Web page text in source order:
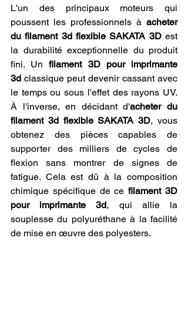
L'un des principaux moteurs qui
poussent les professionnels à acheter
du filament 3d flexible SAKATA 3D est
la durabilité exceptionnelle du produit
fini. Un filament 3D pour imprimante
3d classique peut devenir cassant avec
le temps ou sous l'effet des rayons UV.
À l'inverse, en décidant d'acheter du
filament 3d flexible SAKATA 3D, vous
obtenez des pièces capables de
supporter des milliers de cycles de
flexion sans montrer de signes de
fatigue. Cela est dû à la composition
chimique spécifique de ce filament 3D
pour imprimante 3d, qui allie la
souplesse du polyuréthane à la facilité
de mise en œuvre des polyesters.